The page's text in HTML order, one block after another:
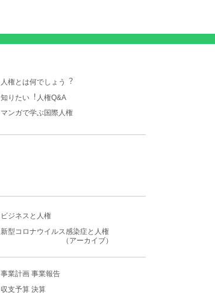
人権とは何でしょう︖
知りたい︕人権Q&A
マンガで学ぶ国際人権
ビジネスと人権
新型コロナウイルス感染症と人権
（アーカイブ）
事業計画 事業報告
収支予算 決算